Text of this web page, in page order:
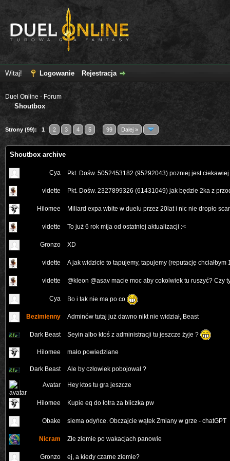
Witaj! Logowanie Rejestracja
Duel Online - Forum
Shoutbox
Strony (99): 1 2 3 4 5 99 Dalej »
Shoutbox archive
Cya Pkt. Dośw. 5052453182 (95292043) pozniej jest ciekawiej
vidette Pkt. Dośw. 2327899326 (61431049) jak będzie 2ka z
Hilomee Miliard expa wbite w duelu przez 20lat i nic nie dropło
vidette To już 6 rok mija od ostatniej aktualizacji :<
Gronzo XD
vidette A jak widzicie to tapujemy, tapujemy (reputację chciałbym
vidette @kleon @asav macie moc aby cokolwiek tu ruszyć? Czy
Cya Bo i tak nie ma po co
Bezimienny Adminów tutaj już dawno nikt nie widział, Beast
Dark Beast Seyin albo ktoś z administracji tu jeszcze żyje ?
Hilomee mało powiedziane
Dark Beast Ale by człowiek pobojował ?
Avatar Hey ktos tu gra jeszcze
Hilomee Kupie eq do łotra za bliczka pw
Obake siema odyńce. Obczajcie wątek Zmiany w grze - chatGPT
Nicram Złe ziemie po wakacjach panowie
Gronzo ej, a kiedy czarne ziemie?